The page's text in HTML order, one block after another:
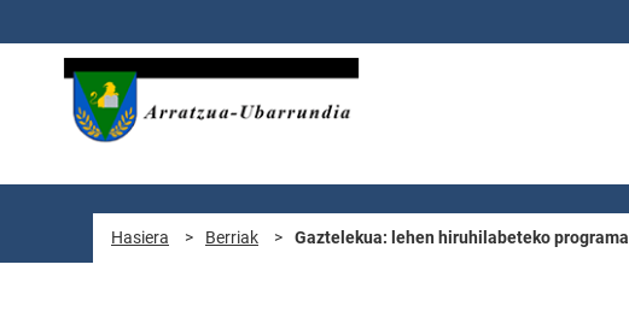
Hasiera > Berriak > Gaztelekua: lehen hiruhilabeteko programa